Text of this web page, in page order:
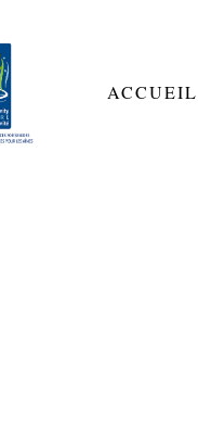
ACCUEIL